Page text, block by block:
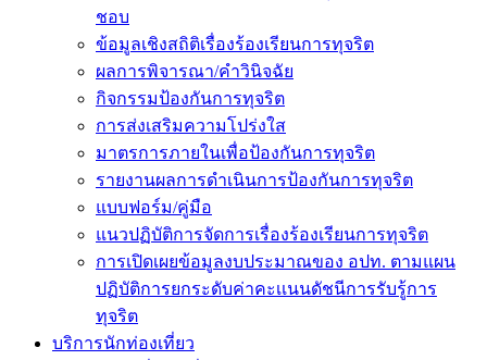
ชอบ
ข้อมูลเชิงสถิติเรื่องร้องเรียนการทุจริต
ผลการพิจารณา/คำวินิจฉัย
กิจกรรมป้องกันการทุจริต
การส่งเสริมความโปร่งใส
มาตรการภายในเพื่อป้องกันการทุจริต
รายงานผลการดำเนินการป้องกันการทุจริต
แบบฟอร์ม/คู่มือ
แนวปฏิบัติการจัดการเรื่องร้องเรียนการทุจริต
การเปิดเผยข้อมูลงบประมาณของ อปท. ตามแผน
ปฏิบัติการยกระดับค่าคะเเนนดัชนีการรับรู้การ
ทุจริต
บริการนักท่องเที่ยว